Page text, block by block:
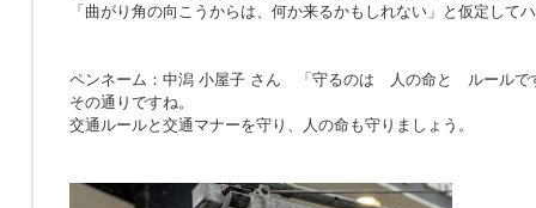
「曲がり角の向こうからは、何か来るかもしれない」と仮定して
ペンネーム：中潟 小屋子 さん 「 守るのは 人の命と ルールで
その通りですね。
交通ルールと交通マナーを守り、人の命も守りましょう。